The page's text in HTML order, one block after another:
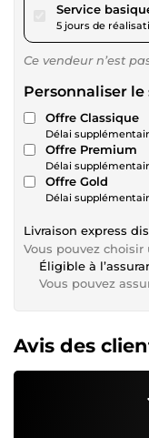
Service
5 jours de
Ce vendeur n’est
Personnaliser le
Offre Classique
Délai
Offre Premium
Délai
Offre Gold
Délai
Livraison express
Vous pouvez
Éligible à
Vous pouvez
Avis des